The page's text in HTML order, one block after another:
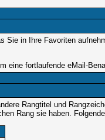
Sie in Ihre Favoriten
eine fortlaufende eMail-
Rangtitel und
Rang sie haben.